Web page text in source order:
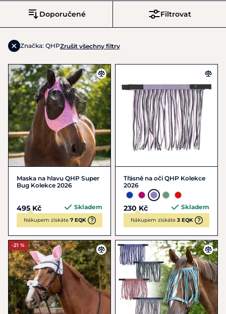
Filtrovat
Doporučené
Značka: QHPZrušit všechny filtry
Maska na hlavu QHP Super
Bug Kolekce 2026
495 Kč Skladem
Nákupem získáte 7 EQK
Třásně na oči QHP Kolekce
2026
230 Kč Skladem
Nákupem získáte 3 EQK
-21 %